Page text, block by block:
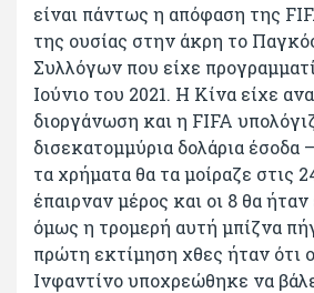
είναι πάντως η απόφαση της
της ουσίας στην άκρη το
Συλλόγων που είχε
Ιούνιο του 2021. Η Κίνα είχε
διοργάνωση και η FIFA
δισεκατομμύρια δολάρια έσοδα
τα χρήματα θα τα μοίραζε στις
έπαιρναν μέρος και οι 8 θα
όμως η τρομερή αυτή μπίζνα
πρώτη εκτίμηση χθες ήταν ότι
Ινφαντίνο υποχρεώθηκε να